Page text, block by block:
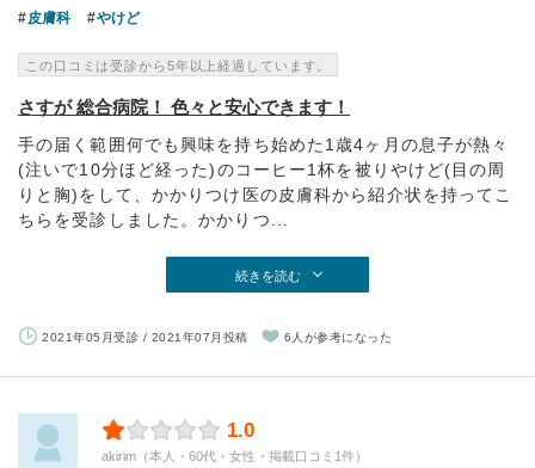
皮膚科 やけど
この口コミは受診から5年以上経過しています。
さすが 総合病院！ 色々と安心できます！
手の届く範囲何でも興味を持ち始めた1歳4ヶ月の息子が熱々
(注いで10分ほど経った)のコーヒー1杯を被りやけど(目の周
りと胸)をして、かかりつけ医の皮膚科から紹介状を持ってこ
ちらを受診しました。かかりつ...
続きを読む
2021年05月受診 / 2021年07月投稿 6人が参考になった
1.0
akirim（本人・60代・女性・掲載口コミ1件）